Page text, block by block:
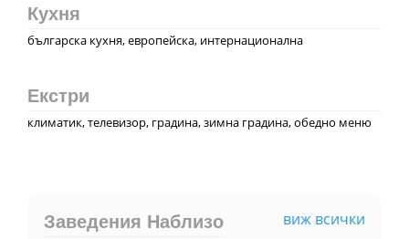
Кухня
българска кухня, европейска, интернационална
Екстри
климатик, телевизор, градина, зимна градина, обедно меню
Заведения Наблизо виж всички